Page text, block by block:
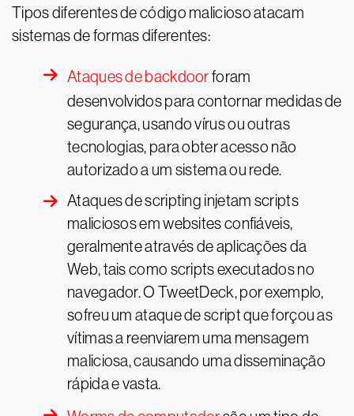
Tipos diferentes de código malicioso atacam
sistemas de formas diferentes:
Ataques de backdoorforam
desenvolvidos para contornar medidas de
segurança, usando vírus ou outras
tecnologias, para obter acesso não
autorizado a um sistema ou rede.
Ataques de scripting injetam scripts
maliciosos em websites confiáveis,
geralmente através de aplicações da
Web, tais como scripts executados no
navegador. O TweetDeck, por exemplo,
sofreu um ataque de script que forçou as
vítimas a reenviarem uma mensagem
maliciosa, causando uma disseminação
rápida e vasta.